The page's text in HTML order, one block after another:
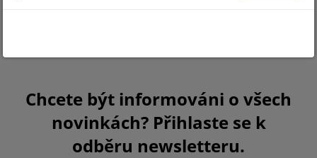
Chcete být informováni o všech
novinkách? Přihlaste se k
odběru newsletteru.